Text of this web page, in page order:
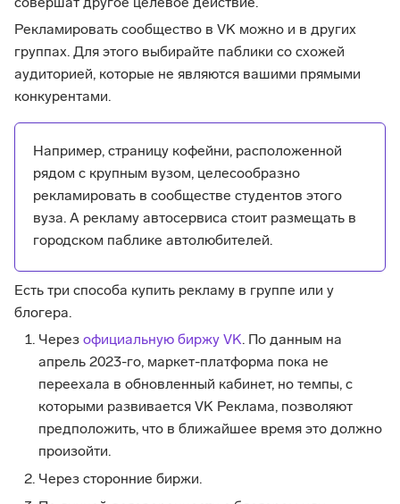
совершат другое целевое действие.
Рекламировать сообщество в VK можно и в других
группах. Для этого выбирайте паблики со схожей
аудиторией, которые не являются вашими прямыми
конкурентами.
Например, страницу кофейни, расположенной
рядом с крупным вузом, целесообразно
рекламировать в сообществе студентов этого
вуза. А рекламу автосервиса стоит размещать в
городском паблике автолюбителей.
Есть три способа купить рекламу в группе или у
блогера.
Через официальную биржу VK. По данным на
апрель 2023-го, маркет-платформа пока не
переехала в обновленный кабинет, но темпы, с
которыми развивается VK Реклама, позволяют
предположить, что в ближайшее время это должно
произойти.
Через сторонние биржи.